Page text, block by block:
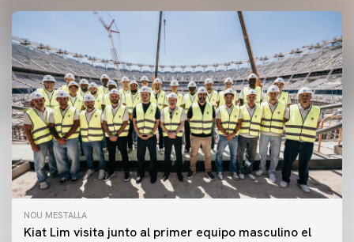
NOU MESTALLA
Kiat Lim visita junto al primer equipo masculino el